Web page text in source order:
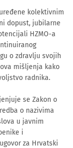
kolektivnim
dopust, jubilarne
HZMO-a
o zdravlju svojih
mišljenja kako
radnika.
se Zakon o
o nazivima
u javnim
i
za Hrvatski